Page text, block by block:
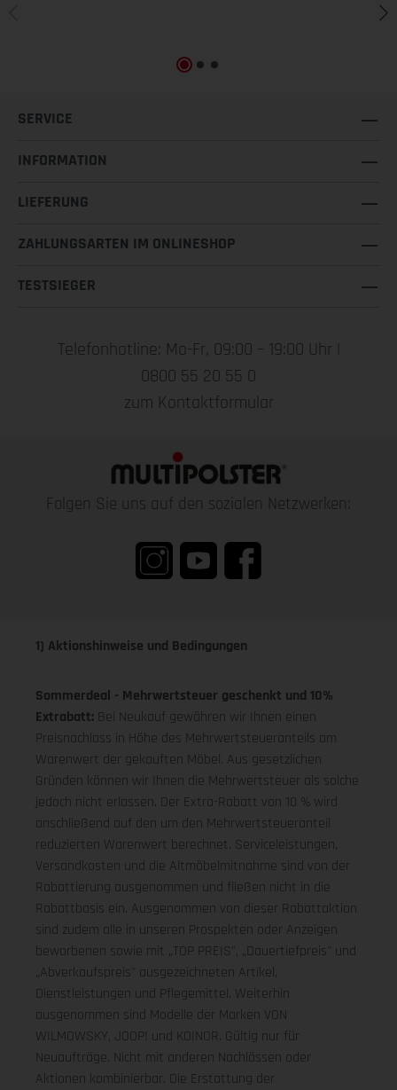
SERVICE
INFORMATION
LIEFERUNG
ZAHLUNGSARTEN IM ONLINESHOP
TESTSIEGER
Telefonhotline: Mo-Fr, 09:00 – 19:00 Uhr |
0800 55 20 55 0
zum Kontaktformular
Folgen Sie uns auf den sozialen Netzwerken:
1) Aktionshinweise und Bedingungen
Sommerdeal - Mehrwertsteuer geschenkt und 10%
Extrabatt: Bei Neukauf gewähren wir Ihnen einen
Preisnachlass in Höhe des Mehrwertsteueranteils am
Warenwert der gekauften Möbel. Aus gesetzlichen
Gründen können wir Ihnen die Mehrwertsteuer als solche
jedoch nicht erlassen. Der Extra-Rabatt von 10 % wird
anschließend auf den um den Mehrwertsteueranteil
reduzierten Warenwert berechnet. Serviceleistungen,
Versandkosten und die Altmöbelmitnahme sind von der
Rabattierung ausgenommen und fließen nicht in die
Rabattbasis ein. Ausgenommen von dieser Rabattaktion
sind zudem alle in unseren Prospekten oder Anzeigen
beworbenen sowie mit „TOP PREIS", „Dauertiefpreis" und
„Abverkaufspreis" ausgezeichneten Artikel,
Dienstleistungen und Pflegemittel. Weiterhin
ausgenommen sind Modelle der Marken VON
WILMOWSKY, JOOP! und KOINOR. Gültig nur für
Neuaufträge. Nicht mit anderen Nachlässen oder
Aktionen kombinierbar. Die Erstattung der